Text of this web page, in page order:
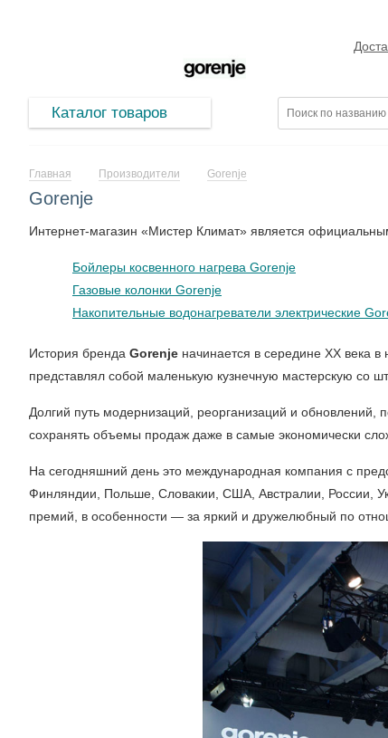
Каталог товаров
Главная Производители Gorenje
Gorenje
Интернет-магазин «Мистер Климат» является
Бойлеры косвенного нагрева Gorenje
Газовые колонки Gorenje
Накопительные водонагреватели электрические
История бренда Gorenje начинается в середине XX века
представлял собой маленькую кузнечную мастерскую со
Долгий путь модернизаций, реорганизаций и обновлений,
сохранять объемы продаж даже в самые экономически
На сегодняшний день это международная компания с
Финляндии, Польше, Словакии, США, Австралии, России,
премий, в особенности — за яркий и дружелюбный по